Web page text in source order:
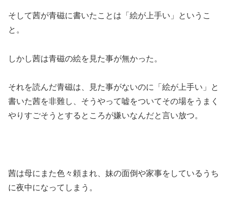
そして茜が青磁に書いたことは「絵が上手い」というこ
と。
しかし茜は青磁の絵を見た事が無かった。
それを読んだ青磁は、見た事がないのに「絵が上手い」と
書いた茜を非難し、そうやって嘘をついてその場をうまく
やりすごそうとするところが嫌いなんだと言い放つ。
茜は母にまた色々頼まれ、妹の面倒や家事をしているうち
に夜中になってしまう。